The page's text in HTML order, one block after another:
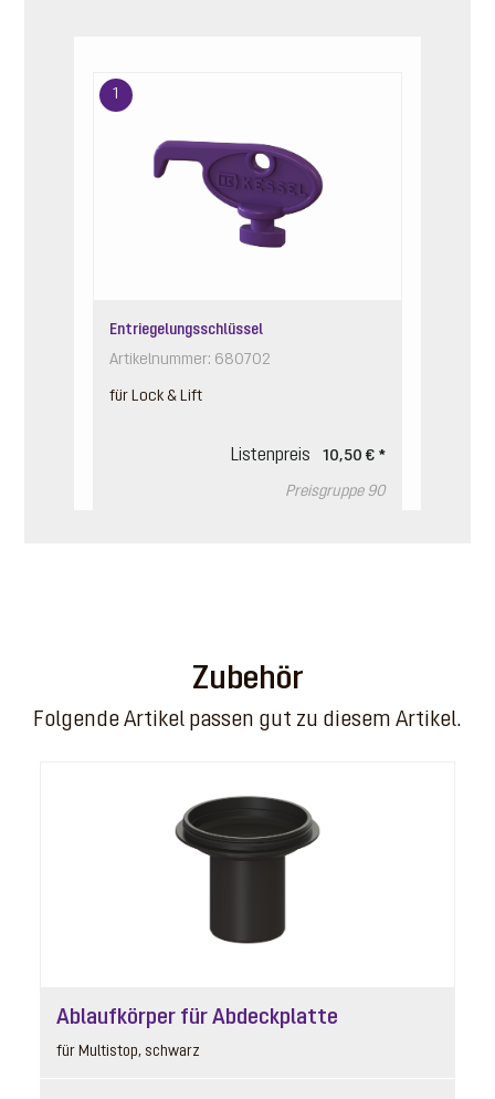
1
Entriegelungsschlüssel
Artikelnummer: 680702
für Lock & Lift
Listenpreis 10,50 € *
Preisgruppe 90
befliesbar, Lock & Lift, ABS
Listenpreis
Zubehör
Folgende Artikel passen gut zu diesem Artikel.
Ablaufkörper für Abdeckplatte
für Multistop, schwarz